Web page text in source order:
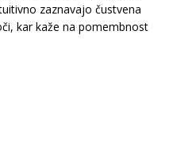
zaznavajo čustvena
kar kaže na pomembnost